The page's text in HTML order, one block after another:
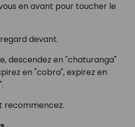
en avant pour toucher le
devant.
descendez en "chaturanga"
en "cobra", expirez en
recommencez.